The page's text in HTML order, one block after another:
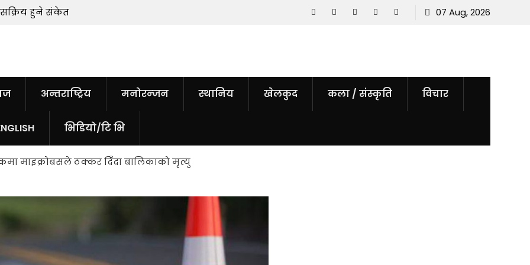
हुने संकेत
‘ख्वत्ताबाजी’
07 Aug, 2026
अन्तराष्ट्रिय मनोरन्जन स्थानिय खेलकुद कला / संस्कृति विचार
भिडियो/टि भि
माइक्रोबसले ठक्कर दिँदा बालिकाको मृत्यु